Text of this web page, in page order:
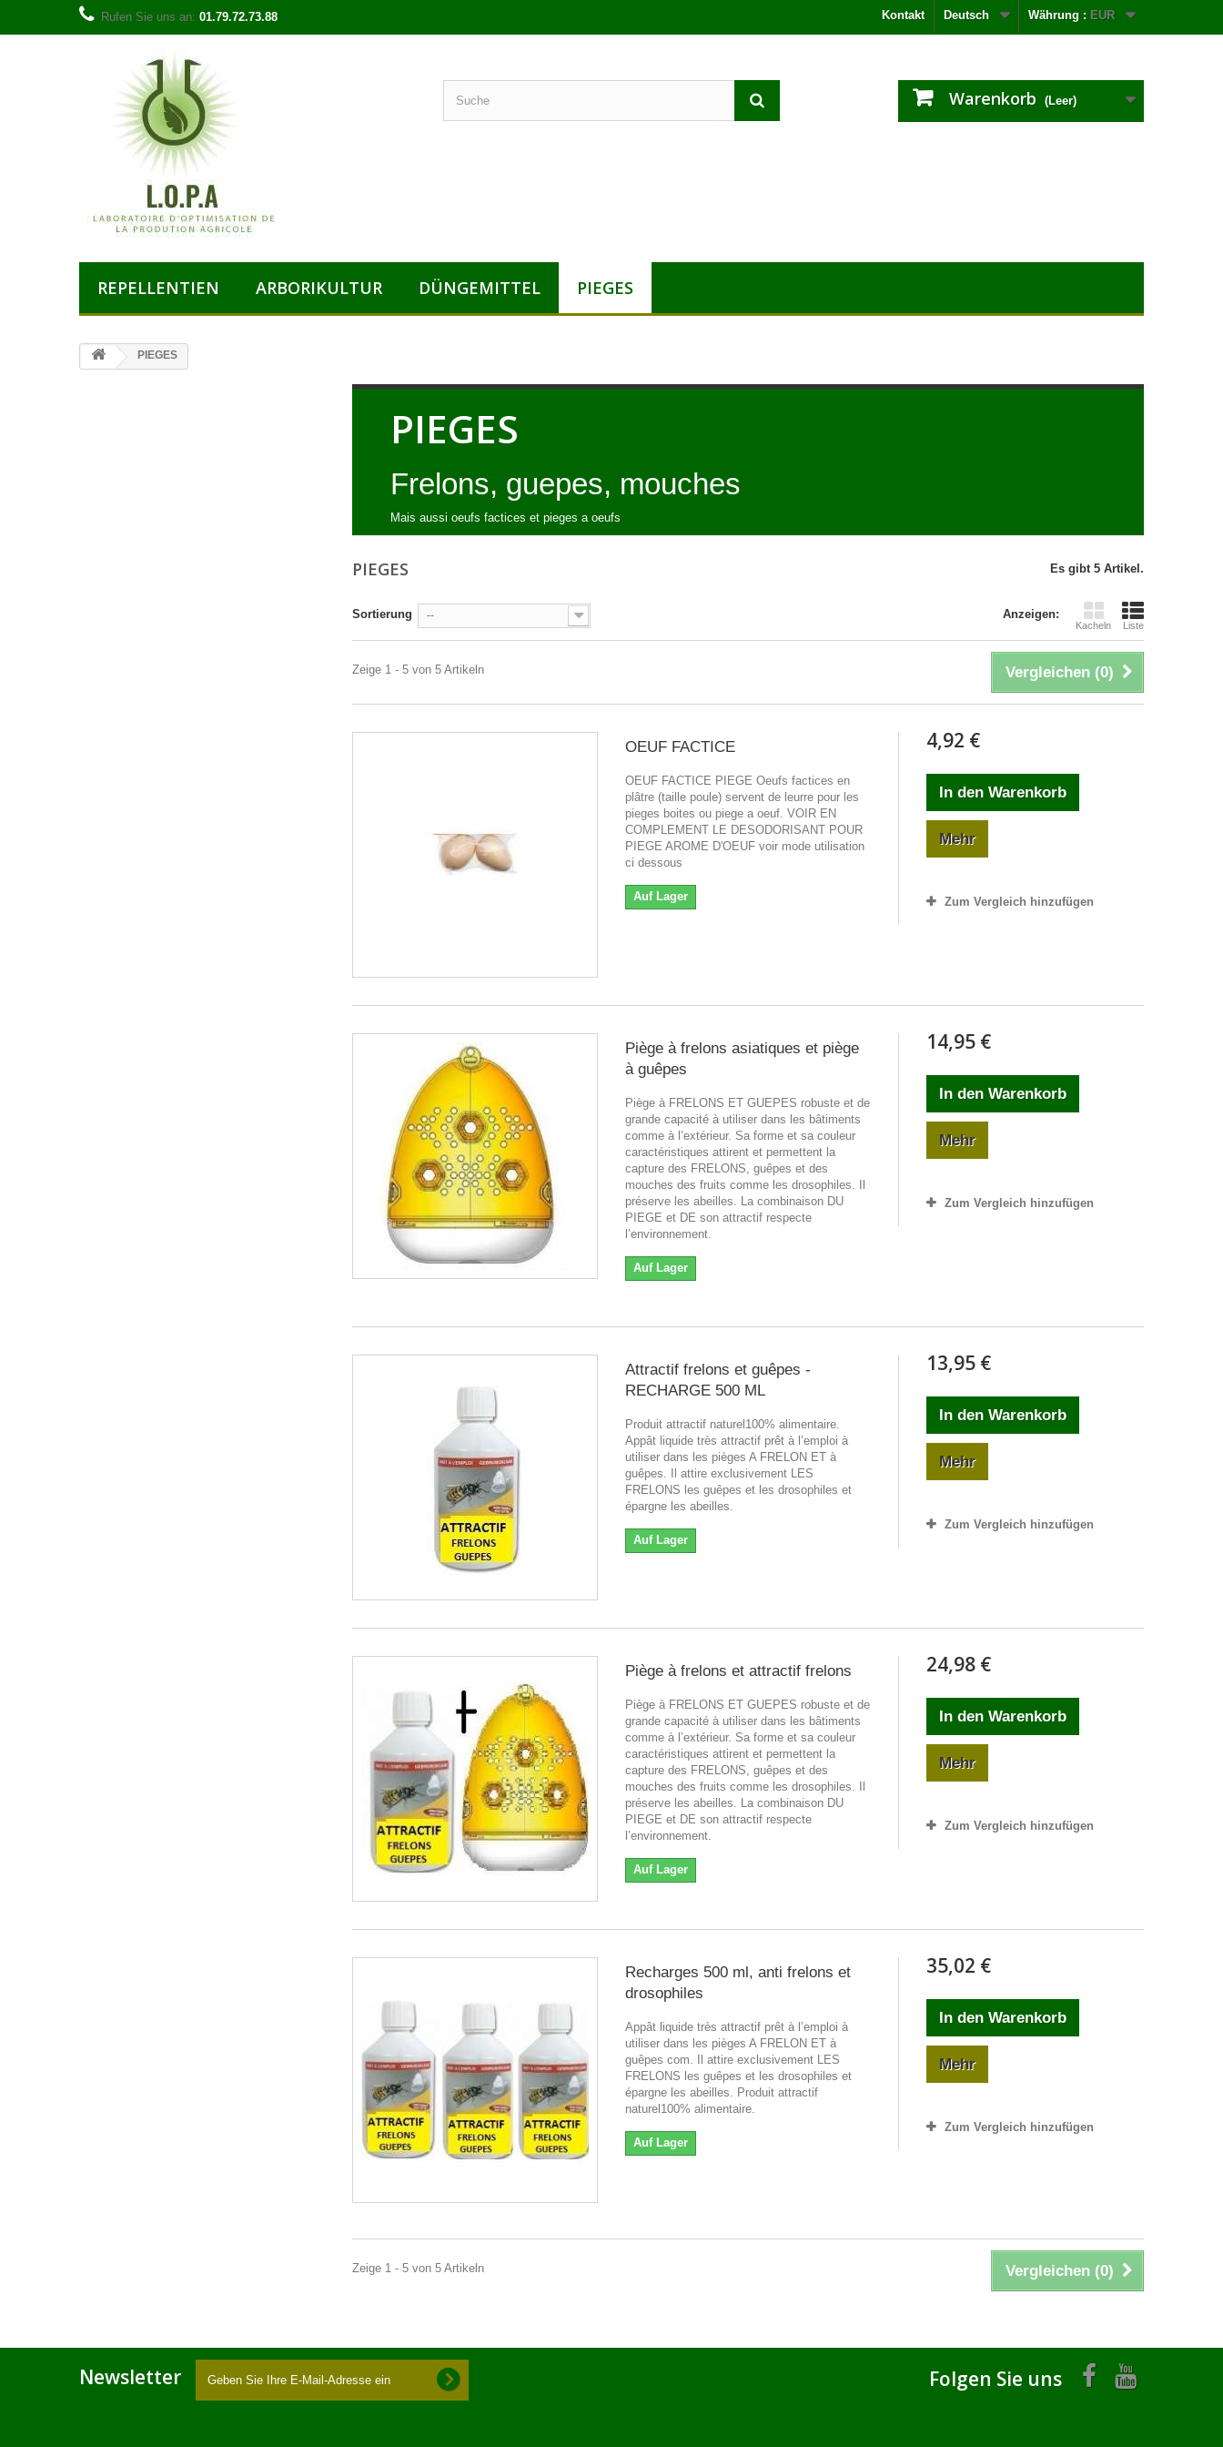
Währung : EUR
Deutsch
Kontakt
Rufen Sie uns an: 01.79.72.73.88
Warenkorb (Leer)
REPELLENTIEN ARBORIKULTUR DÜNGEMITTEL PIEGES
PIEGES
PIEGES
Frelons, guepes, mouches
Mais aussi oeufs factices et pieges a oeufs
PIEGES Es gibt 5 Artikel.
Anzeigen:
Kacheln Liste
Sortierung --
Vergleichen (0)
Zeige 1 - 5 von 5 Artikeln
OEUF FACTICE
OEUF FACTICE PIEGE Oeufs factices en
plâtre (taille poule) servent de leurre pour les
pieges boites ou piege a oeuf. VOIR EN
COMPLEMENT LE DESODORISANT POUR
PIEGE AROME D'OEUF voir mode utilisation
ci dessous
Auf Lager
4,92 €
In den Warenkorb
Mehr
Zum Vergleich hinzufügen
Piège à frelons asiatiques et piège
à guêpes
Piège à FRELONS ET GUEPES robuste et de
grande capacité à utiliser dans les bâtiments
comme à l’extérieur. Sa forme et sa couleur
caractéristiques attirent et permettent la
capture des FRELONS, guêpes et des
mouches des fruits comme les drosophiles. Il
préserve les abeilles. La combinaison DU
PIEGE et DE son attractif respecte
l’environnement.
Auf Lager
14,95 €
In den Warenkorb
Mehr
Zum Vergleich hinzufügen
Attractif frelons et guêpes -
RECHARGE 500 ML
Produit attractif naturel100% alimentaire.
Appât liquide très attractif prêt à l’emploi à
utiliser dans les pièges A FRELON ET à
guêpes. Il attire exclusivement LES
FRELONS les guêpes et les drosophiles et
épargne les abeilles.
Auf Lager
13,95 €
In den Warenkorb
Mehr
Zum Vergleich hinzufügen
Piège à frelons et attractif frelons
Piège à FRELONS ET GUEPES robuste et de
grande capacité à utiliser dans les bâtiments
comme à l’extérieur. Sa forme et sa couleur
caractéristiques attirent et permettent la
capture des FRELONS, guêpes et des
mouches des fruits comme les drosophiles. Il
préserve les abeilles. La combinaison DU
PIEGE et DE son attractif respecte
l’environnement.
Auf Lager
24,98 €
In den Warenkorb
Mehr
Zum Vergleich hinzufügen
Recharges 500 ml, anti frelons et
drosophiles
Appât liquide très attractif prêt à l’emploi à
utiliser dans les pièges A FRELON ET à
guêpes com. Il attire exclusivement LES
FRELONS les guêpes et les drosophiles et
épargne les abeilles. Produit attractif
naturel100% alimentaire.
Auf Lager
35,02 €
In den Warenkorb
Mehr
Zum Vergleich hinzufügen
Vergleichen (0)
Zeige 1 - 5 von 5 Artikeln
Newsletter Folgen Sie uns